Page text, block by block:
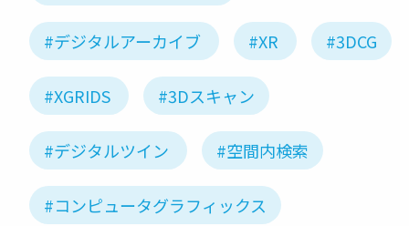
#デジタルアーカイブ #XR #3DCG
#XGRIDS #3Dスキャン
#デジタルツイン #空間内検索
#コンピュータグラフィックス